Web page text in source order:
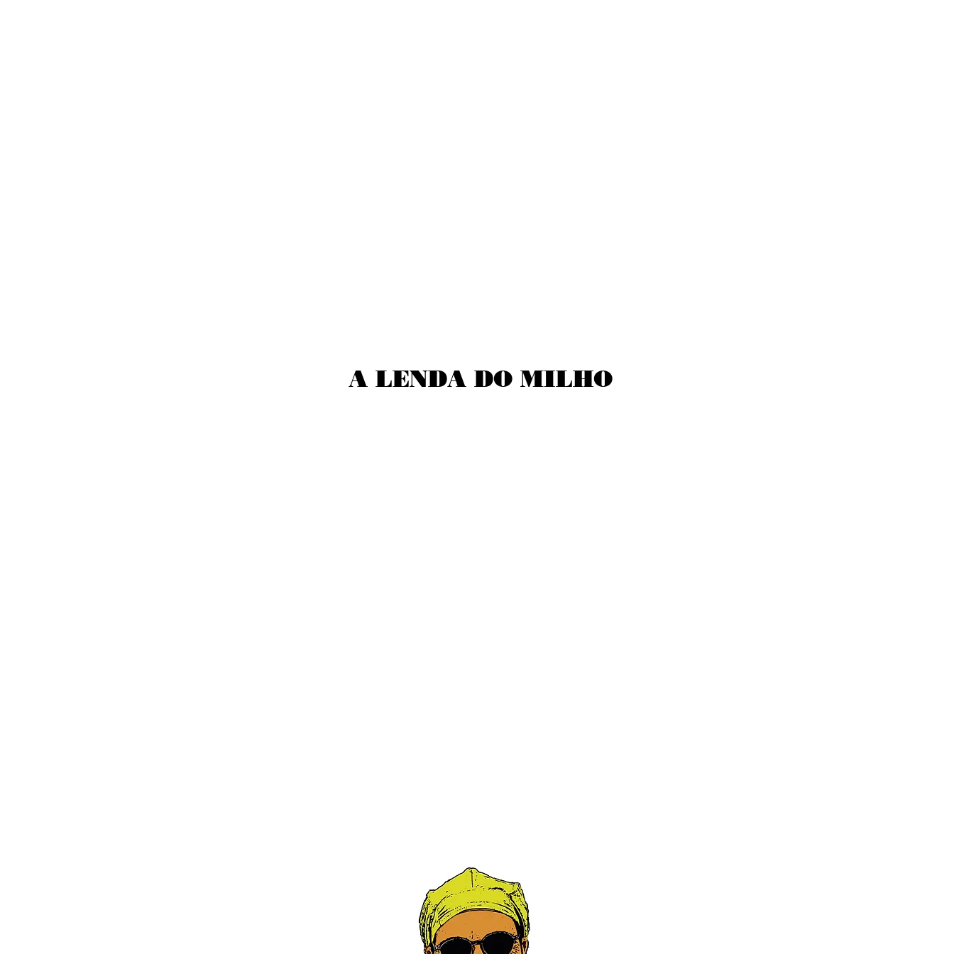
A LENDA DO MILHO